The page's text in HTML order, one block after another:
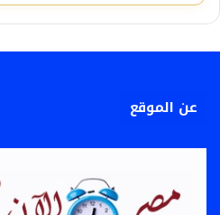
عن الموقع